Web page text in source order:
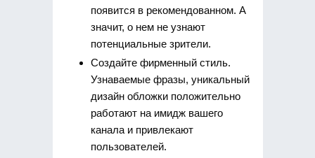
появится в рекомендованном. А
значит, о нем не узнают
потенциальные зрители.
Создайте фирменный стиль.
Узнаваемые фразы, уникальный
дизайн обложки положительно
работают на имидж вашего
канала и привлекают
пользователей.